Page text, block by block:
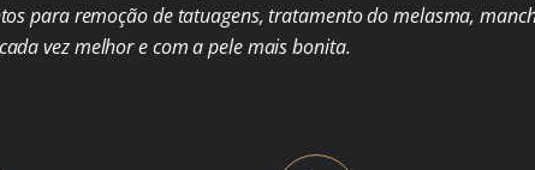
para remoção de tatuagens, tratamento do melasma,
vez melhor e com a pele mais bonita.